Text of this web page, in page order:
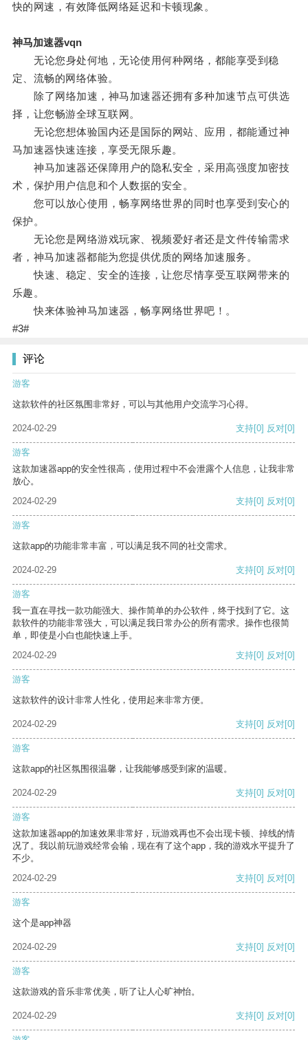
快的网速，有效降低网络延迟和卡顿现象。
神马加速器vqn
无论您身处何地，无论使用何种网络，都能享受到稳
定、流畅的网络体验。
除了网络加速，神马加速器还拥有多种加速节点可供选
择，让您畅游全球互联网。
无论您想体验国内还是国际的网站、应用，都能通过神
马加速器快速连接，享受无限乐趣。
神马加速器还保障用户的隐私安全，采用高强度加密技
术，保护用户信息和个人数据的安全。
您可以放心使用，畅享网络世界的同时也享受到安心的
保护。
无论您是网络游戏玩家、视频爱好者还是文件传输需求
者，神马加速器都能为您提供优质的网络加速服务。
快速、稳定、安全的连接，让您尽情享受互联网带来的
乐趣。
快来体验神马加速器，畅享网络世界吧！。
#3#
评论
游客
这款软件的社区氛围非常好，可以与其他用户交流学习心得。
2024-02-29 支持[0] 反对[0]
游客
这款加速器app的安全性很高，使用过程中不会泄露个人信息，让我非常
放心。
2024-02-29
支持[0] 反对[0]
游客
这款app的功能非常丰富，可以满足我不同的社交需求。
2024-02-29 支持[0] 反对[0]
游客
我一直在寻找一款功能强大、操作简单的办公软件，终于找到了它。这
款软件的功能非常强大，可以满足我日常办公的所有需求。操作也很简
单，即使是小白也能快速上手。
2024-02-29
支持[0] 反对[0]
游客
这款软件的设计非常人性化，使用起来非常方便。
2024-02-29 支持[0] 反对[0]
游客
这款app的社区氛围很温馨，让我能够感受到家的温暖。
2024-02-29 支持[0] 反对[0]
游客
这款加速器app的加速效果非常好，玩游戏再也不会出现卡顿、掉线的情
况了。我以前玩游戏经常会输，现在有了这个app，我的游戏水平提升了
不少。
2024-02-29
支持[0] 反对[0]
游客
这个是app神器
2024-02-29 支持[0] 反对[0]
游客
这款游戏的音乐非常优美，听了让人心旷神怡。
2024-02-29 支持[0] 反对[0]